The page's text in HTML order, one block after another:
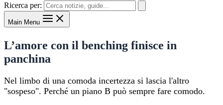
Ricerca per:
Main Menu
L’amore con il benching finisce in
panchina
Nel limbo di una comoda incertezza si lascia l'altro
"sospeso". Perché un piano B può sempre fare comodo.